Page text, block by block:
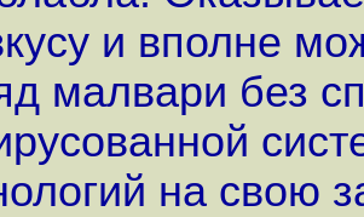
и вполне
малвари без
на свою